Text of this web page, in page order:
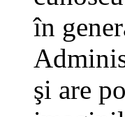
în
şi are